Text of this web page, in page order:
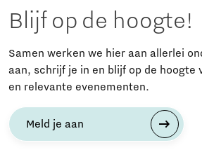
Blijf op de hoogte!
Samen werken we hier aan allerlei
aan, schrijf je in en blijf op de hoogte
en relevante evenementen.
Meld je aan